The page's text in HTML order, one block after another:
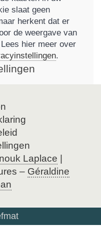
slaat geen
herkent dat er
de weergave van
hier meer over
.
Laplace
– Géraldine